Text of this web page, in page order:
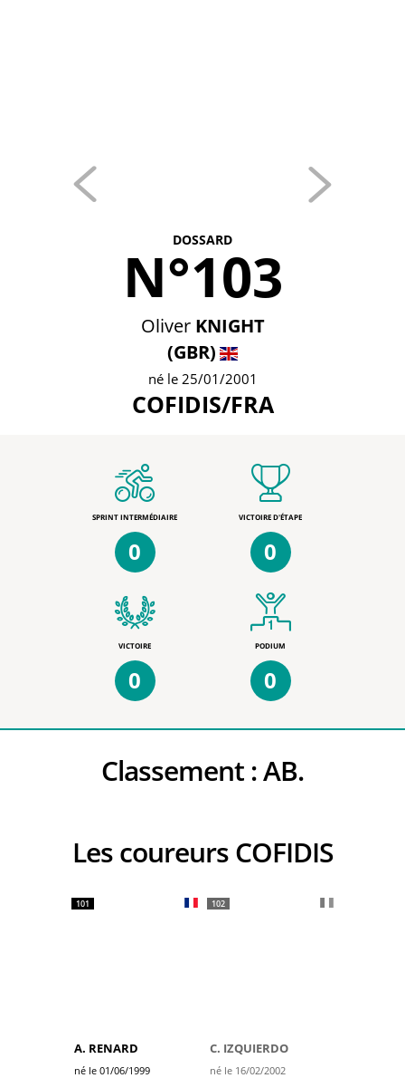
DOSSARD
N°103
Oliver KNIGHT
(GBR)
né le 25/01/2001
COFIDIS/FRA
SPRINT INTERMÉDIAIRE
0
VICTOIRE D'ÉTAPE
0
VICTOIRE
0
PODIUM
0
Classement :AB.
Les coureurs COFIDIS
101
A. RENARD
né le 01/06/1999
102
C. IZQUIERDO
né le 16/02/2002